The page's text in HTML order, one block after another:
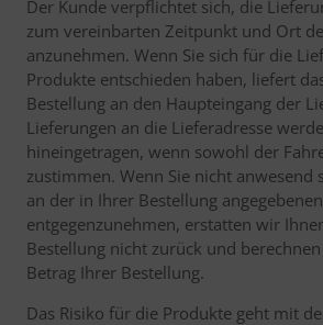
Der Kunde verpflichtet sich, die
zum vereinbarten Zeitpunkt und Ort
anzunehmen. Wenn Sie sich für die
Produkte entschieden haben, liefert
Bestellung an den Haupteingang der
Lieferungen an die Lieferadresse
hineingetragen, wenn sowohl der
zustimmen. Wenn Sie nicht anwesend
an der in Ihrer Bestellung
entgegenzunehmen, erstatten wir
Bestellung nicht zurück und
Betrag Ihrer Bestellung.
Das Risiko für die Produkte geht mit